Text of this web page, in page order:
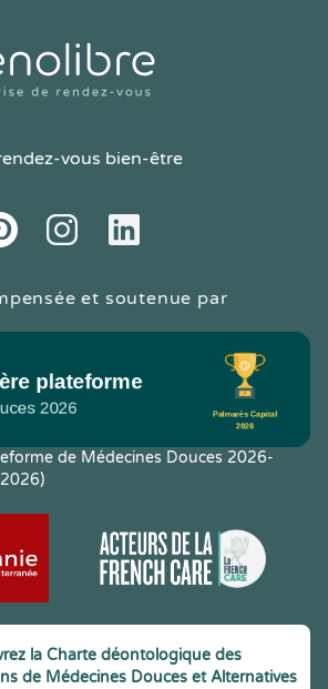
vous bien-être
InstagramLinkedIn
et soutenue par
de Médecines Douces 2026-
la Charte déontologique des
de Médecines Douces et Alternatives